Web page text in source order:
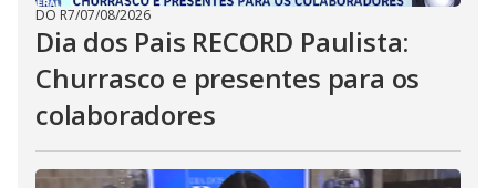
DO R7/07/08/2026
Dia dos Pais RECORD Paulista:
Churrasco e presentes para os
colaboradores